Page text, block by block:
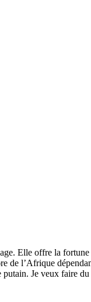
Elle offre la
l’Afrique
Je veux faire